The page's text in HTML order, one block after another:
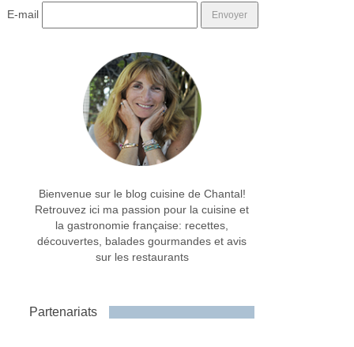
E-mail
Bienvenue sur le blog cuisine de Chantal!
Retrouvez ici ma passion pour la cuisine et
la gastronomie française: recettes,
découvertes, balades gourmandes et avis
sur les restaurants
Partenariats